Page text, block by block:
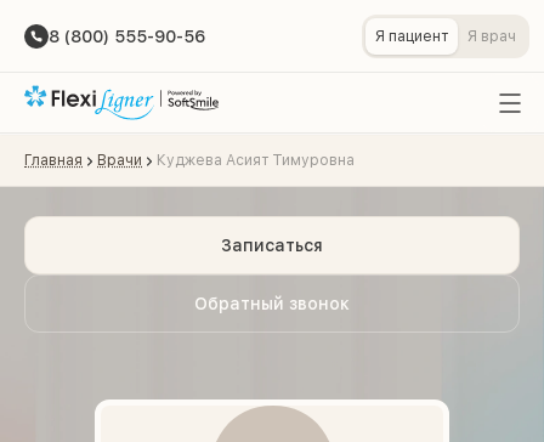
8 (800) 555-90-56 Я пациент Я врач
Главная Врачи Куджева Асият Тимуровна
Обратный звонок
Записаться